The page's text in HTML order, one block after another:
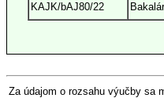
KAJK/bAJ80/22
Za údajom o rozsahu výučby sa